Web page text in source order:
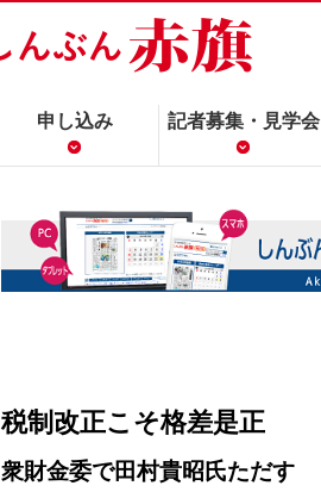
申し込み 記者募集・見学会
税制改正こそ格差是正
衆財金委で田村貴昭氏ただす